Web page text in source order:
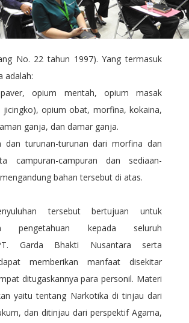
No. 22 tahun 1997). Yang termasuk
adalah:
opium mentah, opium masak
jicingko), opium obat, morfina, kokaina,
ganja, dan damar ganja.
dan turunan-turunan dari morfina dan
campuran-campuran dan sediaan-
bahan tersebut di atas.
tersebut bertujuan untuk
pengetahuan kepada seluruh
Garda Bhakti Nusantara serta
memberikan manfaat disekitar
ditugaskannya para personil. Materi
yaitu tentang Narkotika di tinjau dari
dan ditinjau dari perspektif Agama,